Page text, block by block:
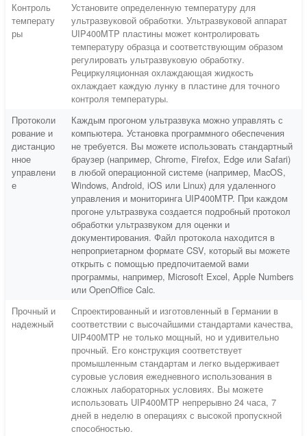
Контроль
температу
ры
Установите определенную температуру для
ультразвуковой обработки. Ультразвуковой аппарат
UIP400MTP пластины может контролировать
температуру образца и соответствующим образом
регулировать ультразвуковую обработку.
Рециркуляционная охлаждающая жидкость
охлаждает каждую лунку в пластине для точного
контроля температуры.
Протоколи
рование и
дистанцио
нное
управлени
е
Каждым прогоном ультразвука можно управлять с
компьютера. Установка программного обеспечения
не требуется. Вы можете использовать стандартный
браузер (например, Chrome, Firefox, Edge или Safari)
в любой операционной системе (например, MacOS,
Windows, Android, iOS или Linux) для удаленного
управления и мониторинга UIP400MTP. При каждом
прогоне ультразвука создается подробный протокол
обработки ультразвуком для оценки и
документирования. Файл протокола находится в
непроприетарном формате CSV, который вы можете
открыть с помощью предпочитаемой вами
программы, например, Microsoft Excel, Apple Numbers
или OpenOffice Calc.
Прочный и
надежный
Спроектированный и изготовленный в Германии в
соответствии с высочайшими стандартами качества,
UIP400MTP не только мощный, но и удивительно
прочный. Его конструкция соответствует
промышленным стандартам и легко выдерживает
суровые условия ежедневного использования в
сложных лабораторных условиях. Вы можете
использовать UIP400MTP непрерывно 24 часа, 7
дней в неделю в операциях с высокой пропускной
способностью.